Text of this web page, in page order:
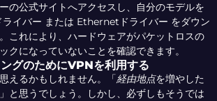
の公式サイトへアクセスし、自分のモデルを
イバー または Ethernetドライバー をダウン
これにより、ハードウェアがパケットロスの
クになっていないことを確認できます。
グのためにVPNを利用する
えるかもしれません。「経由地点を増やした
と思うでしょう。しかし、必ずしもそうでは